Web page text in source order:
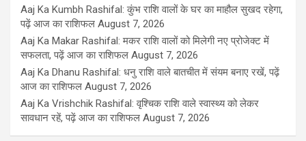
Aaj Ka Kumbh Rashifal: कुंभ राशि वालों के घर का माहौल सुखद रहेगा,
पढ़ें आज का राशिफल August 7, 2026
Aaj Ka Makar Rashifal: मकर राशि वालों को मिलेगी नए प्रोजेक्ट में
सफलता, पढ़ें आज का राशिफल August 7, 2026
Aaj Ka Dhanu Rashifal: धनु राशि वाले बातचीत में संयम बनाए रखें, पढ़ें
आज का राशिफल August 7, 2026
Aaj Ka Vrishchik Rashifal: वृश्चिक राशि वाले स्वास्थ्य को लेकर
सावधान रहें, पढ़ें आज का राशिफल August 7, 2026